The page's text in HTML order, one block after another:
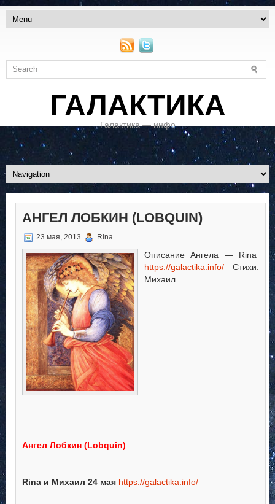
ГАЛАКТИКА
Галактика — инфо
АНГЕЛ ЛОБКИН (LOBQUIN)
23 мая, 2013 Rina
Описание Ангела — Rina
https://galactika.info/ Стихи:
Михаил
Ангел Лобкин (Lobquin)
Rina и Михаил 24 мая https://galactika.info/